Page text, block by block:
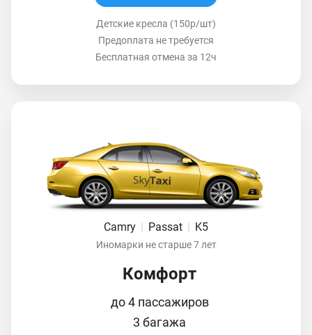
Детские кресла (150р/шт)
Предоплата не требуется
Бесплатная отмена за 12ч
Camry Passat K5
Иномарки не старше 7 лет
Комфорт
до 4 пассажиров
3 багажа